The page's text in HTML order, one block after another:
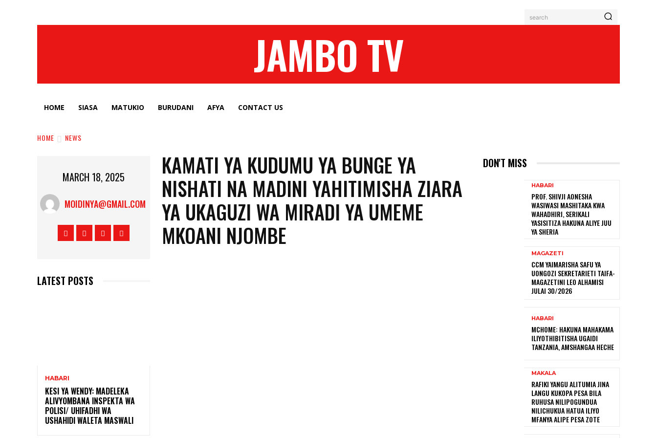
search
JAMBO TV
HOME SIASA MATUKIO BURUDANI AFYA CONTACT US
HOME NEWS
MARCH 18, 2025
MOIDINYA@GMAIL.COM
LATEST POSTS
HABARI
KESI YA WENDY: MADELEKA
ALIVYOMBANA INSPEKTA WA
POLISI/ UHIFADHI WA
USHAHIDI WALETA MASWALI
KAMATI YA KUDUMU YA BUNGE YA
NISHATI NA MADINI YAHITIMISHA ZIARA
YA UKAGUZI WA MIRADI YA UMEME
MKOANI NJOMBE
DON'T MISS
HABARI
PROF. SHIVJI AONESHA
WASIWASI MASHITAKA KWA
WAHADHIRI, SERIKALI
YASISITIZA HAKUNA ALIYE JUU
YA SHERIA
MAGAZETI
CCM YAIMARISHA SAFU YA
UONGOZI SEKRETARIETI TAIFA-
MAGAZETINI LEO ALHAMISI
JULAI 30/2026
HABARI
MCHOME: HAKUNA MAHAKAMA
ILIYOTHIBITISHA UGAIDI
TANZANIA, AMSHANGAA HECHE
MAKALA
RAFIKI YANGU ALITUMIA JINA
LANGU KUKOPA PESA BILA
RUHUSA NILIPOGUNDUA
NILICHUKUA HATUA ILIYO
MFANYA ALIPE PESA ZOTE